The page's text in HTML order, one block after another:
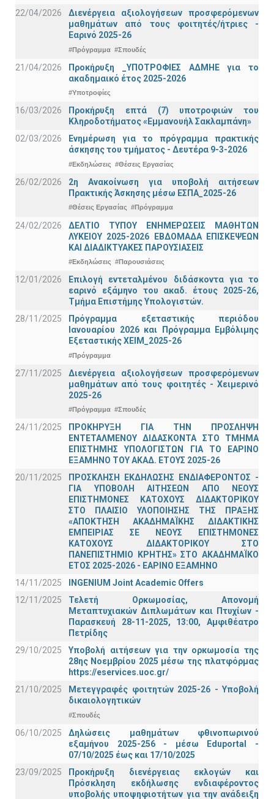
22/04/2026
Διενέργεια αξιολογήσεων προσφερόμενων
μαθημάτων από τους φοιτητές/ήτριες -
Εαρινό 2025-26
#Πρόγραμμα #Σπουδές
21/04/2026
Προκήρυξη _ΥΠΟΤΡΟΦΙΕΣ ΑΔΜΗΕ για το
ακαδημαικό έτος 2025-2026
#Υποτροφίες
16/03/2026
Προκήρυξη επτά (7) υποτροφιών του
Κληροδοτήματος «Εμμανουήλ Σακλαμπάνη»
02/03/2026
Ενημέρωση για το πρόγραμμα πρακτικής
άσκησης του τμήματος - Δευτέρα 9-3-2026
#Εκδηλώσεις #Θέσεις Εργασίας
26/02/2026
2η Ανακοίνωση για υποβολή αιτήσεων
Πρακτικής Άσκησης μέσω ΕΣΠΑ_2025-26
#Θέσεις Εργασίας #Πρόγραμμα
24/02/2026
ΔΕΛΤΙΟ ΤΥΠΟΥ ΕΝΗΜΕΡΩΣΕΙΣ ΜΑΘΗΤΩΝ
ΛΥΚΕΙΟΥ 2025-2026 ΕΒΔΟΜΑΔΑ ΕΠΙΣΚΕΨΕΩΝ
ΚΑΙ ΔΙΑΔΙΚΤΥΑΚΕΣ ΠΑΡΟΥΣΙΑΣΕΙΣ
#Εκδηλώσεις #Παρουσιάσεις
12/01/2026
Επιλογή εντεταλμένου διδάσκοντα για το
εαρινό εξάμηνο του ακαδ. έτους 2025-26,
Τμήμα Επιστήμης Υπολογιστών.
28/11/2025
Πρόγραμμα εξεταστικής περιόδου
Ιανουαρίου 2026 και Πρόγραμμα Εμβόλιμης
Εξεταστικής ΧΕΙΜ_2025-26
#Πρόγραμμα
27/11/2025
Διενέργεια αξιολογήσεων προσφερόμενων
μαθημάτων από τους φοιτητές - Χειμερινό
2025-26
#Πρόγραμμα #Σπουδές
24/11/2025
ΠΡΟΚΗΡΥΞΗ ΓΙΑ ΤΗΝ ΠΡΟΣΛΗΨΗ
ΕΝΤΕΤΑΛΜΕΝΟΥ ΔΙΔΑΣΚΟΝΤΑ ΣΤΟ ΤΜΗΜΑ
ΕΠΙΣΤΗΜΗΣ ΥΠΟΛΟΓΙΣΤΩΝ ΓΙΑ ΤΟ ΕΑΡΙΝΟ
ΕΞΑΜΗΝΟ ΤΟΥ ΑΚΑΔ. ΕΤΟΥΣ 2025-26
20/11/2025
ΠΡΟΣΚΛΗΣΗ ΕΚΔΗΛΩΣΗΣ ΕΝΔΙΑΦΕΡΟΝΤΟΣ -
ΓΙΑ ΥΠΟΒΟΛΗ ΑΙΤΗΣΕΩΝ ΑΠΟ ΝΕΟΥΣ
ΕΠΙΣΤΗΜΟΝΕΣ ΚΑΤΟΧΟΥΣ ΔΙΔΑΚΤΟΡΙΚΟΥ
ΣΤΟ ΠΛΑΙΣΙΟ ΥΛΟΠΟΙΗΣΗΣ ΤΗΣ ΠΡΑΞΗΣ
«ΑΠΟΚΤΗΣΗ ΑΚΑΔΗΜΑΪΚΗΣ ΔΙΔΑΚΤΙΚΗΣ
ΕΜΠΕΙΡΙΑΣ ΣΕ ΝΕΟΥΣ ΕΠΙΣΤΗΜΟΝΕΣ
ΚΑΤΟΧΟΥΣ ΔΙΔΑΚΤΟΡΙΚΟΥ ΣΤΟ
ΠΑΝΕΠΙΣΤΗΜΙΟ ΚΡΗΤΗΣ» ΣΤΟ ΑΚΑΔΗΜΑΪΚΟ
ΕΤΟΣ 2025-2026 - ΕΑΡΙΝΟ ΕΞΑΜΗΝΟ
14/11/2025
INGENIUM Joint Academic Offers
12/11/2025
Τελετή Ορκωμοσίας, Απονομή
Μεταπτυχιακών Διπλωμάτων και Πτυχίων -
Παρασκευή 28-11-2025, 13:00, Αμφιθέατρο
Πετρίδης
29/10/2025
Υποβολή αιτήσεων για την ορκωμοσία της
28ης Νοεμβρίου 2025 μέσω της πλατφόρμας
https://eservices.uoc.gr/
21/10/2025
Μετεγγραφές φοιτητών 2025-26 - Υποβολή
δικαιολογητικών
#Σπουδές
06/10/2025
Δηλώσεις μαθημάτων φθινοπωρινού
εξαμήνου 2025-256 - μέσω Εduportal -
07/10/2025 έως και 17/10/2025
23/09/2025
Προκήρυξη διενέργειας εκλογών και
Πρόσκληση εκδήλωσης ενδιαφέροντος
υποβολής υποψηφιοτήτων για την ανάδειξη